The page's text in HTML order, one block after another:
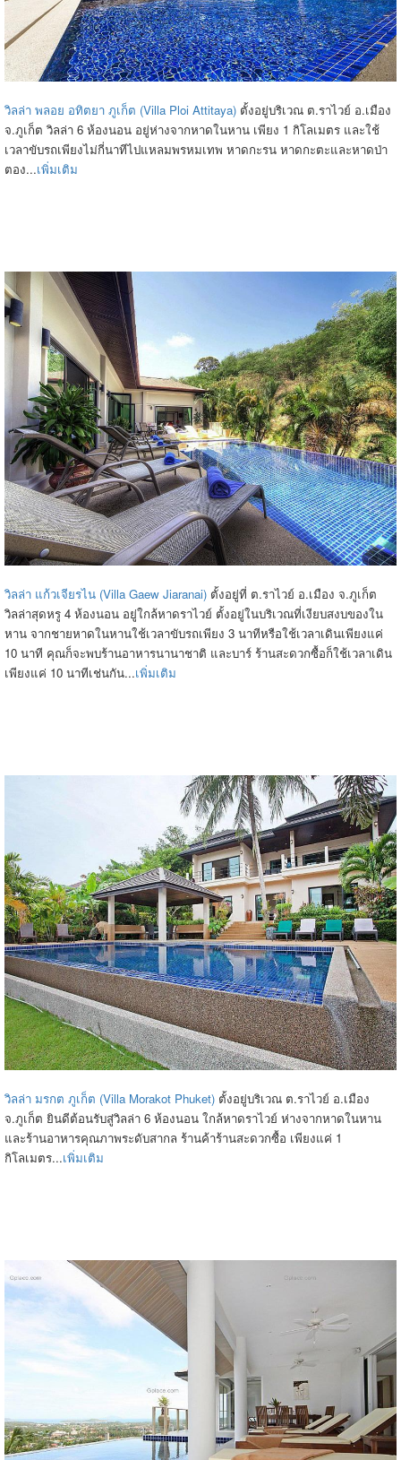
วิลล่า พลอย อทิตยา ภูเก็ต (Villa Ploi Attitaya) ตั้งอยู่บริเวณ ต.ราไวย์ อ.เมือง
จ.ภูเก็ต วิลล่า 6 ห้องนอน อยู่ห่างจากหาดในหาน เพียง 1 กิโลเมตร และใช้
เวลาขับรถเพียงไม่กี่นาทีไปแหลมพรหมเทพ หาดกะรน หาดกะตะและหาดป่า
ตอง...เพิ่มเติม
วิลล่า แก้วเจียรไน (Villa Gaew Jiaranai) ตั้งอยู่ที่ ต.ราไวย์ อ.เมือง จ.ภูเก็ต
วิลล่าสุดหรู 4 ห้องนอน อยู่ใกล้หาดราไวย์ ตั้งอยู่ในบริเวณที่เงียบสงบของใน
หาน จากชายหาดในหานใช้เวลาขับรถเพียง 3 นาทีหรือใช้เวลาเดินเพียงแค่
10 นาที คุณก็จะพบร้านอาหารนานาชาติ และบาร์ ร้านสะดวกซื้อก็ใช้เวลาเดิน
เพียงแค่ 10 นาทีเช่นกัน...เพิ่มเติม
วิลล่า มรกต ภูเก็ต (Villa Morakot Phuket) ตั้งอยู่บริเวณ ต.ราไวย์ อ.เมือง
จ.ภูเก็ต ยินดีต้อนรับสู่วิลล่า 6 ห้องนอน ใกล้หาดราไวย์ ห่างจากหาดในหาน
และร้านอาหารคุณภาพระดับสากล ร้านค้าร้านสะดวกซื้อ เพียงแค่ 1
กิโลเมตร...เพิ่มเติม